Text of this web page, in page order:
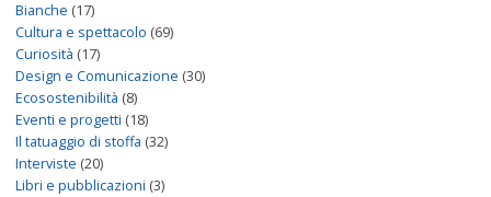
Bianche (17)
Cultura e spettacolo (69)
Curiosità (17)
Design e Comunicazione (30)
Ecosostenibilità (8)
Eventi e progetti (18)
Il tatuaggio di stoffa (32)
Interviste (20)
Libri e pubblicazioni (3)